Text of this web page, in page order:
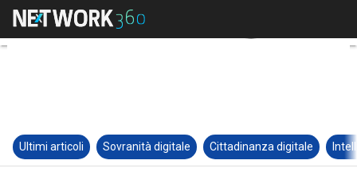
Ultimi articoli Sovranità digitale Cittadinanza digitale